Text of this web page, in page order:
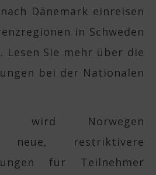
Dänemark einreisen
in Schweden
Lesen Sie mehr über die
bei der Nationalen
wird Norwegen
neue, restriktivere
für Teilnehmer